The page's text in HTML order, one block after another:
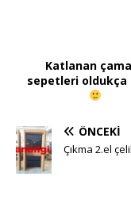
Katlanan
sepetleri oldukça
ÖNCEKI
Çıkma 2.el